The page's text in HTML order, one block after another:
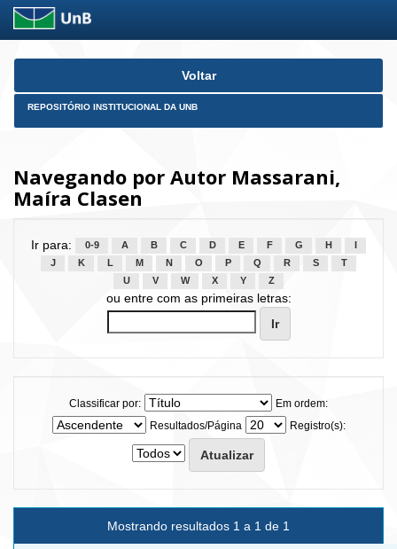
Skip
Voltar
REPOSITÓRIO INSTITUCIONAL DA UNB
Navegando por Autor Massarani,
Maíra Clasen
Ir para: 0-9 A B C D E F G H
J
K L M N O P Q R S
T
U
V W X Y Z
ou entre com as primeiras letras:
Classificar por:
Em ordem:
Resultados/Página
Registro(s):
Mostrando resultados 1 a 1 de 1